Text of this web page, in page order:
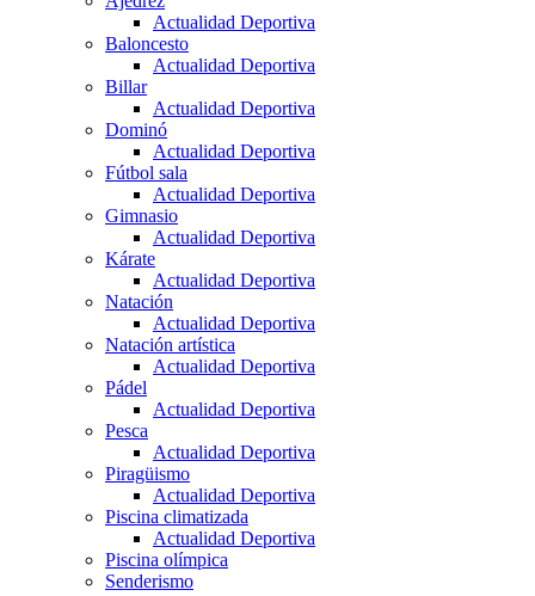
Actualidad Deportiva
Baloncesto
Actualidad Deportiva
Billar
Actualidad Deportiva
Dominó
Actualidad Deportiva
Fútbol sala
Actualidad Deportiva
Gimnasio
Actualidad Deportiva
Kárate
Actualidad Deportiva
Natación
Actualidad Deportiva
Natación artística
Actualidad Deportiva
Pádel
Actualidad Deportiva
Pesca
Actualidad Deportiva
Piragüismo
Actualidad Deportiva
Piscina climatizada
Actualidad Deportiva
Piscina olímpica
Senderismo